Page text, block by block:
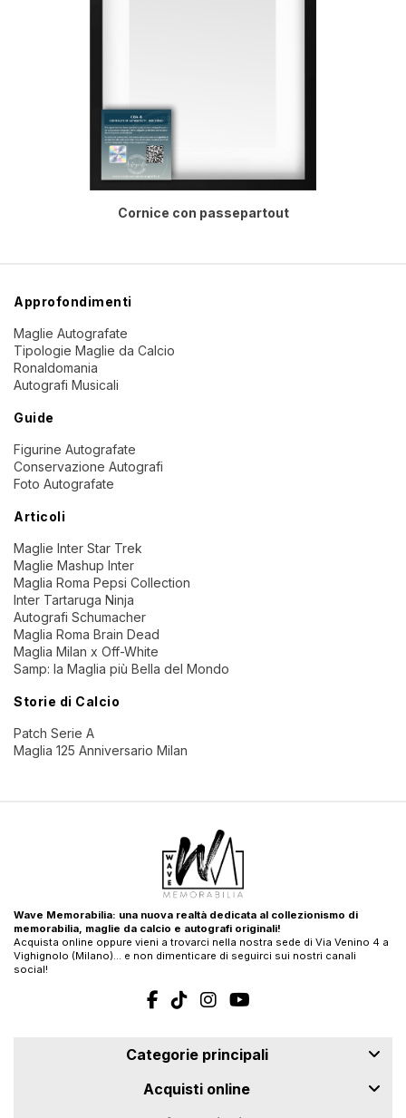
Cornice con passepartout
Approfondimenti
Maglie Autografate
Tipologie Maglie da Calcio
Ronaldomania
Autografi Musicali
Guide
Figurine Autografate
Conservazione Autografi
Foto Autografate
Articoli
Maglie Inter Star Trek
Maglie Mashup Inter
Maglia Roma Pepsi Collection
Inter Tartaruga Ninja
Autografi Schumacher
Maglia Roma Brain Dead
Maglia Milan x Off-White
Samp: la Maglia più Bella del Mondo
Storie di Calcio
Patch Serie A
Maglia 125 Anniversario Milan
Wave Memorabilia: una nuova realtà dedicata al collezionismo di
memorabilia, maglie da calcio e autografi originali!
Acquista online oppure vieni a trovarci nella nostra sede di Via Venino 4 a
Vighignolo (Milano)… e non dimenticare di seguirci sui nostri canali
social!
Categorie principali
Acquisti online